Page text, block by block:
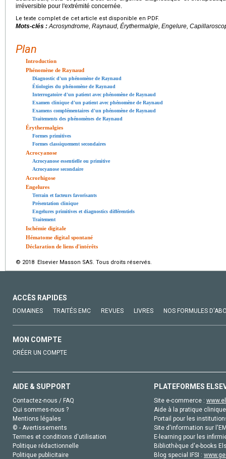
irréversible pour l'extrémité concernée.
Le texte complet de cet article est disponible en PDF.
Mots-clés : Acrosyndrome, Raynaud, Érythermalgie, Engelure,
Plan
Introduction
Phénomène de Raynaud
Diagnostic d'un phénomène de Raynaud
Étiologies du phénomène de Raynaud
Interrogatoire d'un patient avec phénomène de Raynaud
Examen clinique d'un patient avec phénomène de Raynaud
Examens complémentaires d'un phénomène de Raynaud
Traitements des phénomènes de Raynaud
Érythermalgies
Formes primitives
Formes classiquement secondaires
Acrocyanose
Acrocyanose essentielle ou primitive
Acrocyanose secondaire
Acrorhigose
Engelures
Terrain et facteurs favorisants
Présentation clinique
Engelures primitives et diagnostics différentiels
Traitement
Ischémie digitale
Hématome digital spontané
Déclaration de liens d'intérêts
© 2018 Elsevier Masson SAS. Tous droits réservés.
ACCÈS RAPIDES
DOMAINES TRAITÉS EMC REVUES LIVRES NOS FORMULES
MON COMPTE
CRÉER UN COMPTE
AIDE & SUPPORT
Contactez-nous / FAQ
Qui sommes-nous ?
Mentions légales
© - Avertissements
Termes et conditions d'utilisation
Politique rédactionnelle
Politique publicitaire
PLATEFORMES
Site e-commerce :
Aide à la pratique
Portail pour les
Site d'information sur
E-learning pour les
Bibliothèque d'e-books
Blog special IFSI :